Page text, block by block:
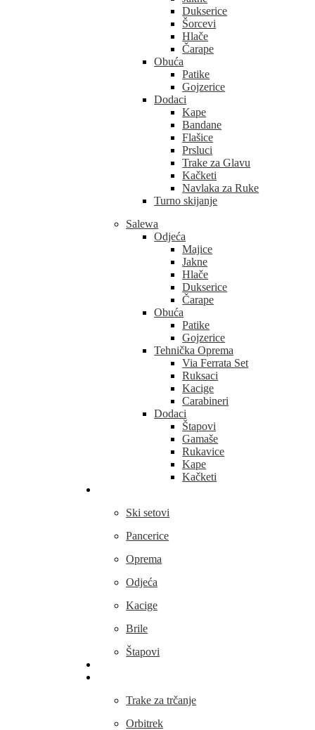
Dukserice
Šorcevi
Hlače
Čarape
Obuća
Patike
Gojzerice
Dodaci
Kape
Bandane
Flašice
Prsluci
Trake za Glavu
Kačketi
Navlaka za Ruke
Turno skijanje
Salewa
Odjeća
Majice
Jakne
Hlače
Dukserice
Čarape
Obuća
Patike
Gojzerice
Tehnička Oprema
Via Ferrata Set
Ruksaci
Kacige
Carabineri
Dodaci
Štapovi
Gamaše
Rukavice
Kape
Kačketi
Ski setovi
Pancerice
Oprema
Odjeća
Kacige
Brile
Štapovi
Trake za trčanje
Orbitrek